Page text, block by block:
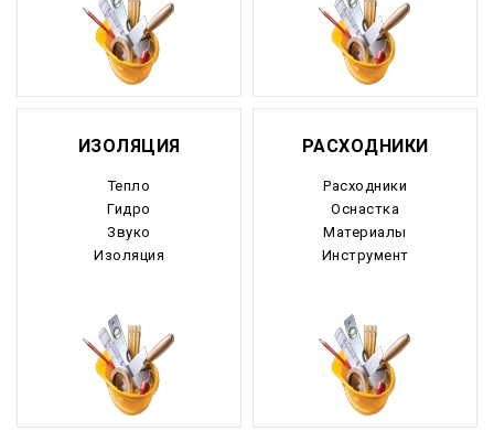
ИЗОЛЯЦИЯ
Тепло
Гидро
Звуко
Изоляция
РАСХОДНИКИ
Расходники
Оснастка
Материалы
Инструмент